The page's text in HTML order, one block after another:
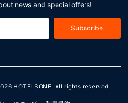
news and special offers!
Subscribe
HOTELSONE. All rights reserved.